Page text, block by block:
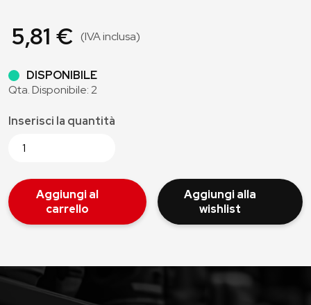
5,81 € (IVA inclusa)
DISPONIBILE
Qta. Disponibile: 2
Inserisci la quantità
Aggiungi al
carrello
Aggiungi alla
wishlist